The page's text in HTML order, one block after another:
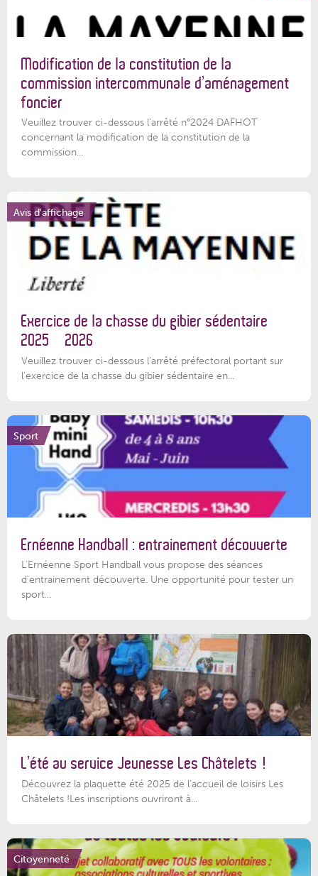
Modification de la constitution de la
commission intercommunale d’aménagement
foncier
Veuillez trouver ci-dessous l'arrêté n°2024 DAFHOT
concernant la modification de la constitution de la
commission...
Avis d'affichage
Exercice de la chasse du gibier sédentaire
2025 – 2026
Veuillez trouver ci-dessous l'arrêté préfectoral portant sur
l'exercice de la chasse du gibier sédentaire en...
Sport
Ernéenne Handball : entrainement découverte
L'Ernéenne Sport Handball vous propose des séances
d'entrainement découverte. Une opportunité pour tester un
sport...
L’été au service Jeunesse Les Châtelets !
Découvrez la plaquette été 2025 de l’accueil de loisirs Les
Châtelets !Les inscriptions ouvriront à...
Citoyenneté